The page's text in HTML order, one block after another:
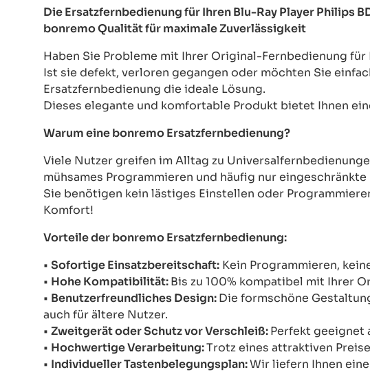
Die Ersatzfernbedienung für Ihren Blu-Ray Player Philips
bonremo Qualität für maximale Zuverlässigkeit
Haben Sie Probleme mit Ihrer Original-Fernbedienung für
Ist sie defekt, verloren gegangen oder möchten Sie
Ersatzfernbedienung die ideale Lösung.
Dieses elegante und komfortable Produkt bietet Ihnen
Warum eine bonremo Ersatzfernbedienung?
Viele Nutzer greifen im Alltag zu
mühsames Programmieren und häufig nur
Sie benötigen kein lästiges Einstellen oder
Komfort!
Vorteile der bonremo Ersatzfernbedienung:
• Sofortige Einsatzbereitschaft: Kein Programmieren,
• Hohe Kompatibilität:Bis zu 100% kompatibel mit Ihrer
• Benutzerfreundliches Design:Die formschöne
auch für ältere Nutzer.
• Zweitgerät oder Schutz vor Verschleiß:Perfekt geeignet
• Hochwertige Verarbeitung:Trotz eines attraktiven
• Individueller Tastenbelegungsplan:Wir liefern Ihnen